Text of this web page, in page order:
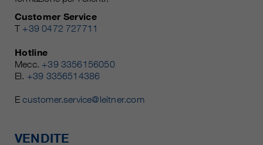
Customer Service
T +39 0472 727711
Hotline
Mecc. +39 3356156050
El. +39 3356514386
Ecustomer.service@leitner.com
VENDITE